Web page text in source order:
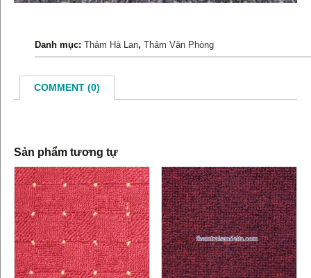
Danh mục: Thảm Hà Lan, Thảm Văn Phòng
COMMENT (0)
Sản phẩm tương tự